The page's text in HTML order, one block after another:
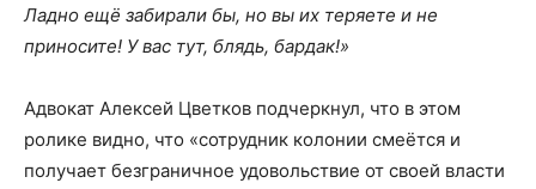
Ладно ещё забирали бы, но вы их теряете и не
приносите! У вас тут, блядь, бардак!»
Адвокат Алексей Цветков подчеркнул, что в этом
ролике видно, что «сотрудник колонии смеётся и
получает безграничное удовольствие от своей власти